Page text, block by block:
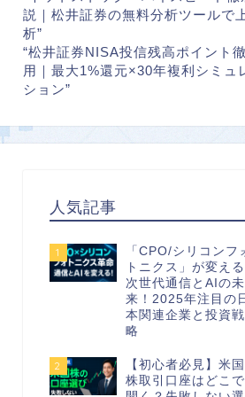
説｜松井証券の無料分析ツールで
析”
“松井証券NISA投信残高ポイント
用｜最大1%還元×30年複利シミュ
ション”
人気記事
1
「CPO/シリコンフ
トニクス」が変える
次世代通信とAIの未
来！2025年注目の
本関連企業と投資戦
略
2
【初心者必見】米国
株取引口座はどこで